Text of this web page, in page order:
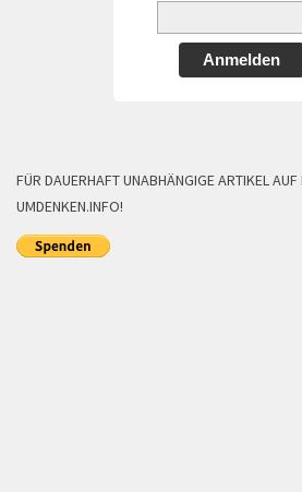
Anmelden
FÜR DAUERHAFT UNABHÄNGIGE ARTIKEL AUF
UMDENKEN.INFO!